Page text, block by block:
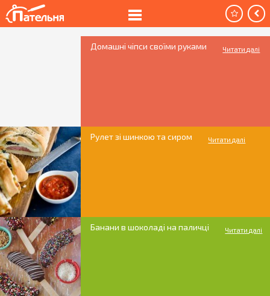
Домашні чіпси своїми руками Читати далі
Рулет зі шинкою та сиром Читати далі
Банани в шоколаді на паличці Читати далі